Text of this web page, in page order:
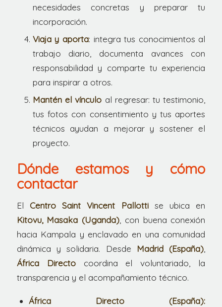
necesidades concretas y preparar tu
incorporación.
Viaja y aporta: integra tus conocimientos al
trabajo diario, documenta avances con
responsabilidad y comparte tu experiencia
para inspirar a otros.
Mantén el vínculo al regresar: tu testimonio,
tus fotos con consentimiento y tus aportes
técnicos ayudan a mejorar y sostener el
proyecto.
Dónde estamos y cómo
contactar
El Centro Saint Vincent Pallottise ubica en
Kitovu, Masaka (Uganda), con buena conexión
hacia Kampala y enclavado en una comunidad
dinámica y solidaria. Desde Madrid (España),
África Directocoordina el voluntariado, la
transparencia y el acompañamiento técnico.
África Directo (España):